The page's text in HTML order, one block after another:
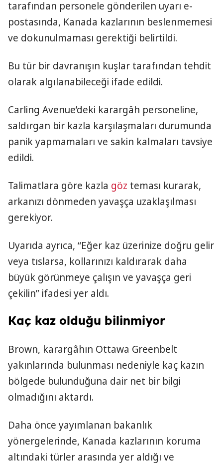
tarafından personele gönderilen uyarı e-
postasında, Kanada kazlarının beslenmemesi
ve dokunulmaması gerektiği belirtildi.
Bu tür bir davranışın kuşlar tarafından tehdit
olarak algılanabileceği ifade edildi.
Carling Avenue’deki karargâh personeline,
saldırgan bir kazla karşılaşmaları durumunda
panik yapmamaları ve sakin kalmaları tavsiye
edildi.
Talimatlara göre kazla göz teması kurarak,
arkanızı dönmeden yavaşça uzaklaşılması
gerekiyor.
Uyarıda ayrıca, “Eğer kaz üzerinize doğru gelir
veya tıslarsa, kollarınızı kaldırarak daha
büyük görünmeye çalışın ve yavaşça geri
çekilin” ifadesi yer aldı.
Kaç kaz olduğu bilinmiyor
Brown, karargâhın Ottawa Greenbelt
yakınlarında bulunması nedeniyle kaç kazın
bölgede bulunduğuna dair net bir bilgi
olmadığını aktardı.
Daha önce yayımlanan bakanlık
yönergelerinde, Kanada kazlarının koruma
altındaki türler arasında yer aldığı ve